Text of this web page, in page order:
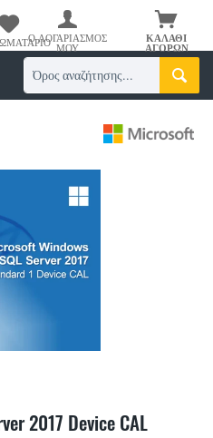
ΚΑΛΆΘΙ
ΑΓΟΡΏΝ
Ο ΛΟΓΑΡΙΑΣΜΌΣ
ΜΟΥ
2017 Device CAL